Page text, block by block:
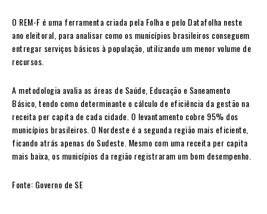
O REM-F é uma ferramenta criada pela Folha e pelo Datafolha neste
ano eleitoral, para analisar como os municípios brasileiros conseguem
entregar serviços básicos à população, utilizando um menor volume de
recursos.
A metodologia avalia as áreas de Saúde, Educação e Saneamento
Básico, tendo como determinante o cálculo de eficiência da gestão na
receita per capita de cada cidade. O levantamento cobre 95% dos
municípios brasileiros. O Nordeste é a segunda região mais eficiente,
ficando atrás apenas do Sudeste. Mesmo com uma receita per capita
mais baixa, os municípios da região registraram um bom desempenho.
Fonte: Governo de SE